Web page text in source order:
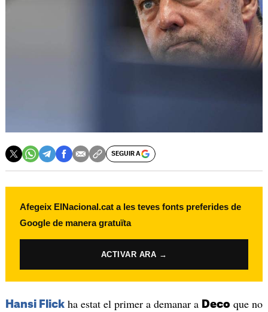
SEGUIR A
Afegeix ElNacional.cat a les teves fonts preferides de
Google de manera gratuïta
ACTIVAR ARA →
Hansi Flickha estat el primer a demanar a Deco que no